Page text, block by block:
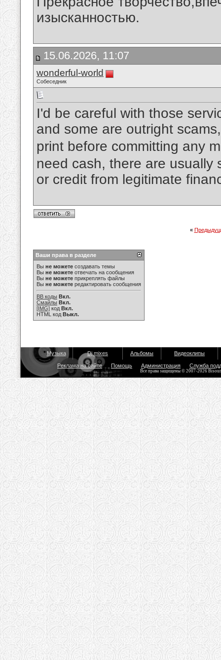
изысканностью.
15.06.2026, 11:07
wonderful-world
Собеседник
I'd be careful with those
and some are outright
print before committing any
need cash, there are usually
or credit from legitimate
«
Ваши права в разделе
Вы не можете создавать темы
Вы не можете отвечать на сообщения
Вы не можете прикреплять файлы
Вы не можете редактировать сообщения
BB коды Вкл.
Смайлы Вкл.
[IMG] код Вкл.
HTML код Выкл.
Музыка Dj mixes Альбомы Видеоклипы
Реклама на сайте Помощь Администрация Служба
Все права защищены © 2007-2026